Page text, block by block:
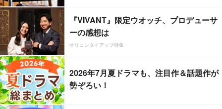
『VIVANT』限定ウオッチ、プロデューサ
ーの感想は
オリコンタイアップ特集
2026年7月夏ドラマも、注目作＆話題作が
勢ぞろい！